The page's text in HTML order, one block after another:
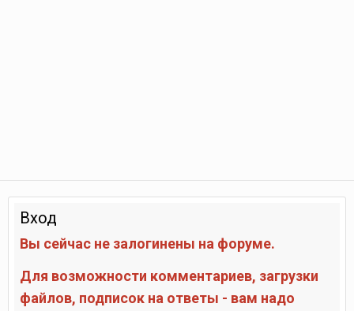
Вход
Вы сейчас не залогинены на форуме.
Для возможности комментариев, загрузки
файлов, подписок на ответы - вам надо